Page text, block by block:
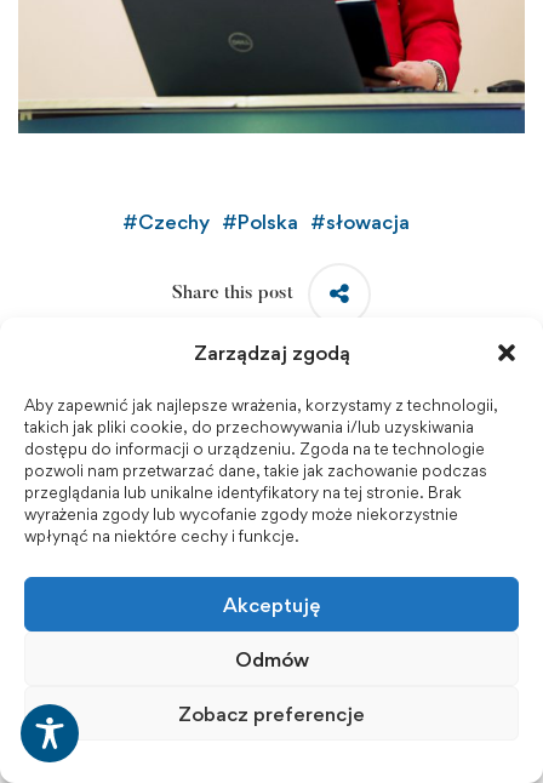
Zarządzaj zgodą
Aby zapewnić jak najlepsze wrażenia, korzystamy z technologii,
takich jak pliki cookie, do przechowywania i/lub uzyskiwania
dostępu do informacji o urządzeniu. Zgoda na te technologie
pozwoli nam przetwarzać dane, takie jak zachowanie podczas
przeglądania lub unikalne identyfikatory na tej stronie. Brak
wyrażenia zgody lub wycofanie zgody może niekorzystnie
wpłynąć na niektóre cechy i funkcje.
Akceptuję
Odmów
Zobacz preferencje
#Czechy #Polska #słowacja
Share this post
DR PAWEŁ STRÓZIK PONOWNIE
WYBRANY REKTOREM AKADEMII NAUK
STOSOWANYCH W RACIBORZU